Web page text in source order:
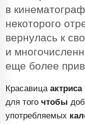
в
некоторого
вернулась к
и
еще более
Красавицаактриса
для тогочтобы
употребляемых